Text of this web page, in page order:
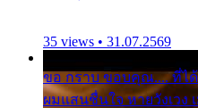
35 views • 31.07.2569
ขอ กราบ ขอบคุณ.... ที่ไ
ผมแสนชื่นใจ หายวังเวง